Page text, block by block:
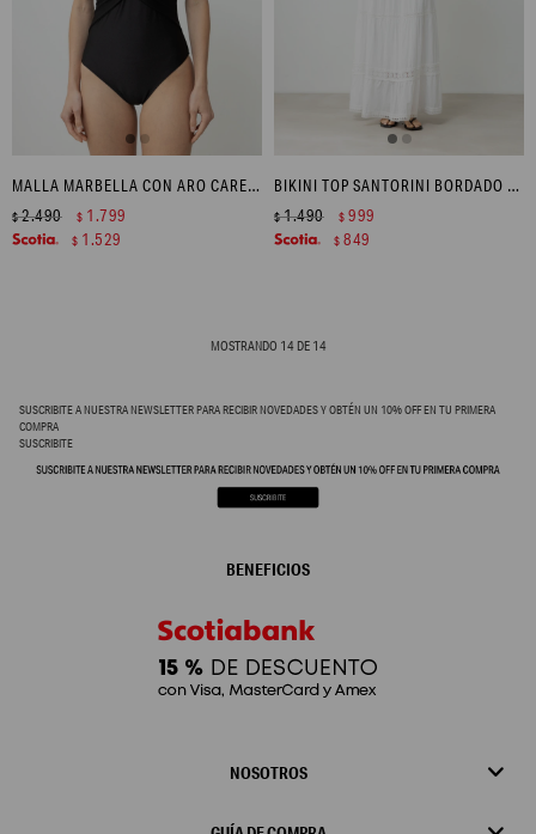
MALLA MARBELLA CON ARO CAREY - NEGRO
$2.490 $ 1.799
$ 1.529
BIKINI TOP SANTORINI BORDADO - NEGRO
$1.490 $ 999
$ 849
MOSTRANDO 14 DE 14
SUSCRIBITE A NUESTRA NEWSLETTER PARA RECIBIR NOVEDADES Y OBTÉN UN 10% OFF EN TU PRIMERA
COMPRA
SUSCRIBITE
NOSOTROS
BENEFICIOS